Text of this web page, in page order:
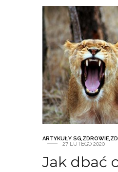
ARTYKUŁY SG,ZDROWIE,
27 LUTEGO 2020
Jak dbać